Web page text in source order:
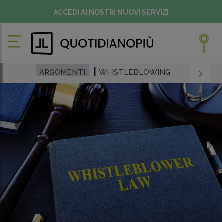
ACCEDI AI NOSTRI NUOVI SERVIZI
ARGOMENTI WHISTLEBLOWING